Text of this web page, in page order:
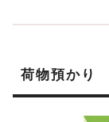
荷物預かり